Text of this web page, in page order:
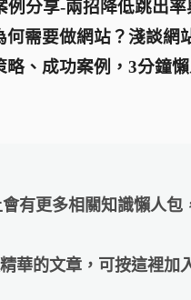
例分享-兩招降低跳出
何需要做網站？淺談網
略、成功案例，3分鐘
有更多相關知識懶人包
華的文章，可按這裡加